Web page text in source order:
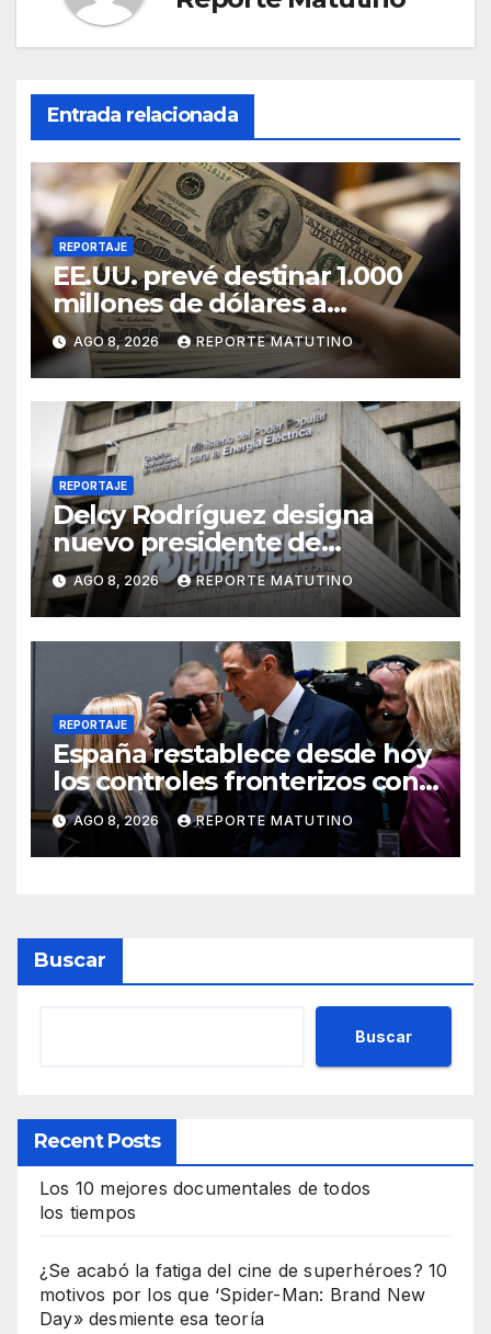
Entrada relacionada
REPORTAJE
EE.UU. prevé destinar 1.000
millones de dólares a
Colombia para un paquete de
seguridad
AGO 8, 2026 REPORTE MATUTINO
REPORTAJE
Delcy Rodríguez designa
nuevo presidente de
Corpoelec y nuevo
viceministro de Servicios
Eléctricos
AGO 8, 2026 REPORTE MATUTINO
REPORTAJE
España restablece desde hoy
los controles fronterizos con
Italia tras el rechazo de Roma
a retirar las restricciones
AGO 8, 2026 REPORTE MATUTINO
Buscar
Buscar
Recent Posts
Los 10 mejores documentales de todos
los tiempos
¿Se acabó la fatiga del cine de superhéroes? 10
motivos por los que ‘Spider-Man: Brand New
Day» desmiente esa teoría